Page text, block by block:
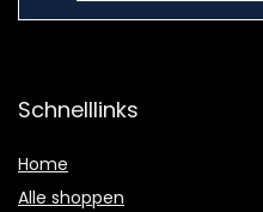
Schnelllinks
Home
Alle shoppen